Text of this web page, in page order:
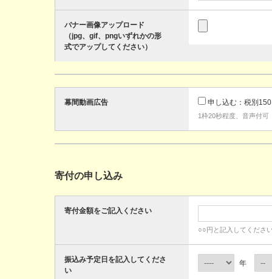
バナー画像アップロード
（jpg、gif、pngいずれかの形
式でアップしてください）
幕間動画広告 申し込む：税別
1枠20秒程度、音声付可
寄付の申し込み
寄付金額をご記入ください
○○円と記入してくださ
振込み予定日を記入してくださ
い
年